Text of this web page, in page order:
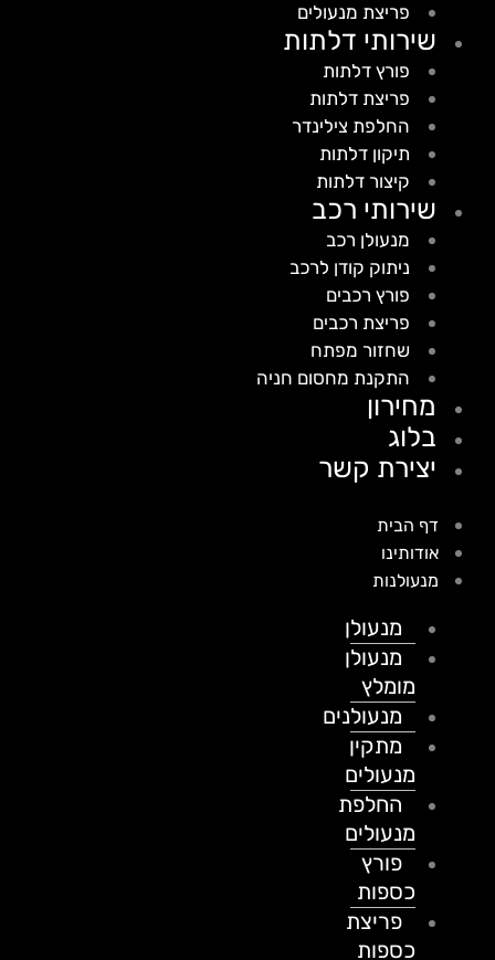
פריצת מנעולים
שירותי דלתות
פורץ דלתות
פריצת דלתות
החלפת צילינדר
תיקון דלתות
קיצור דלתות
שירותי רכב
מנעולן רכב
ניתוק קודן לרכב
פורץ רכבים
פריצת רכבים
שחזור מפתח
התקנת מחסום חניה
מחירון
בלוג
יצירת קשר
דף הבית
אודותינו
מנעולנות
מנעולן
מנעולן
מומלץ
מנעולנים
מתקין
מנעולים
החלפת
מנעולים
פורץ
כספות
פריצת
כספות